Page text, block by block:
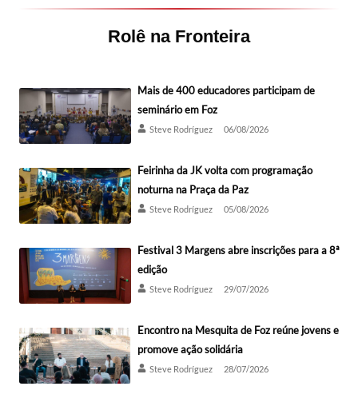
Rolê na Fronteira
Mais de 400 educadores participam de
seminário em Foz
Steve Rodríguez 06/08/2026
Feirinha da JK volta com programação
noturna na Praça da Paz
Steve Rodríguez 05/08/2026
Festival 3 Margens abre inscrições para a 8ª
edição
Steve Rodríguez 29/07/2026
Encontro na Mesquita de Foz reúne jovens e
promove ação solidária
Steve Rodríguez 28/07/2026